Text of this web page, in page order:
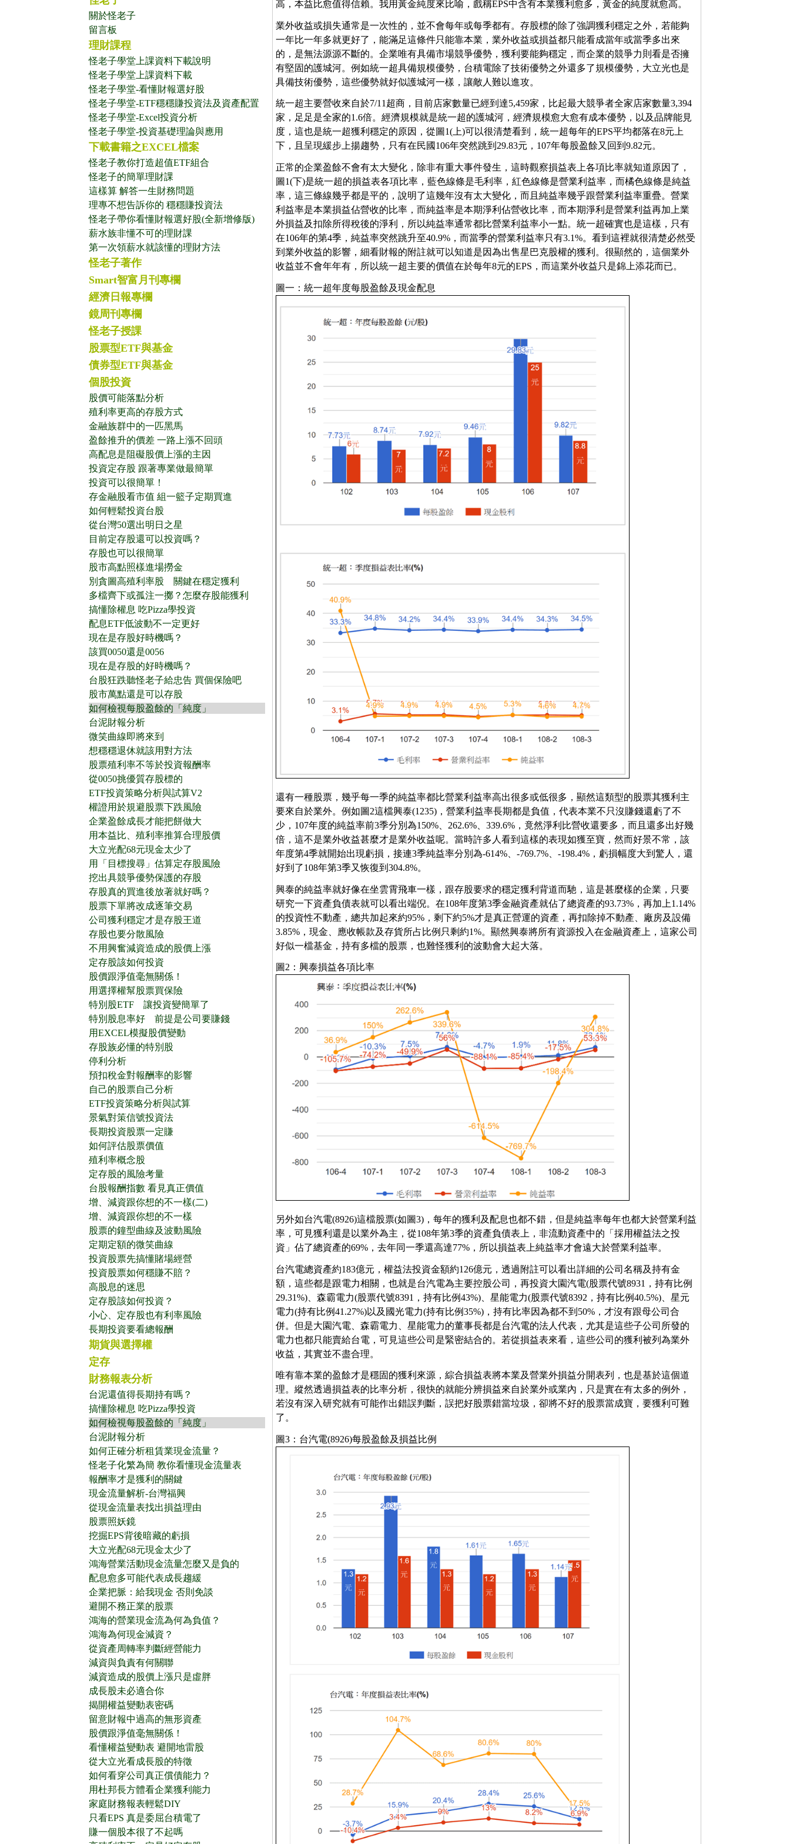
關於怪老子
留言板
理財課程
怪老子學堂上課資料下載說明
怪老子學堂上課資料下載
怪老子學堂-看懂財報選好股
怪老子學堂-ETF穩穩賺投資法及資產配置
怪老子學堂-Excel投資分析
怪老子學堂-投資基礎理論與應用
下載書籍之EXCEL檔案
怪老子教你打造超值ETF組合
怪老子的簡單理財課
這樣算 解答一生財務問題
理專不想告訴你的 穩穩賺投資法
怪老子帶你看懂財報選好股(全新增修版)
薪水族非懂不可的理財課
第一次領薪水就該懂的理財方法
怪老子著作
Smart智富月刊專欄
經濟日報專欄
鏡周刊專欄
怪老子授課
股票型ETF與基金
債券型ETF與基金
個股投資
股價可能落點分析
殖利率更高的存股方式
金融族群中的一匹黑馬
盈餘推升的價差 一路上漲不回頭
高配息是阻礙股價上漲的主因
投資定存股 跟著專業做最簡單
投資可以很簡單！
存金融股看市值 組一籃子定期買進
如何輕鬆投資台股
從台灣50選出明日之星
目前定存股還可以投資嗎？
存股也可以很簡單
股市高點照樣進場撈金
別貪圖高殖利率股 關鍵在穩定獲利
多檔齊下或孤注一擲？怎麼存股能獲利
搞懂除權息 吃Pizza學投資
配息ETF低波動不一定更好
現在是存股好時機嗎？
該買0050還是0056
現在是存股的好時機嗎？
台股狂跌聽怪老子給忠告 買個保險吧
股市萬點還是可以存股
如何檢視每股盈餘的「純度」
台泥財報分析
微笑曲線即將來到
想穩穩退休就該用對方法
股票殖利率不等於投資報酬率
從0050挑優質存股標的
ETF投資策略分析與試算V2
權證用於規避股票下跌風險
企業盈餘成長才能把餅做大
用本益比、殖利率推算合理股價
大立光配68元現金太少了
用「目標搜尋」估算定存股風險
挖出具競爭優勢保護的存股
存股真的買進後放著就好嗎？
股票下單將改成逐筆交易
公司獲利穩定才是存股王道
存股也要分散風險
不用興奮減資造成的股價上漲
定存股該如何投資
股價跟淨值毫無關係！
用選擇權幫股票買保險
特別股ETF 讓投資變簡單了
特別股息率好 前提是公司要賺錢
用EXCEL模擬股價變動
存股族必懂的特別股
停利分析
預扣稅金對報酬率的影響
自己的股票自己分析
ETF投資策略分析與試算
景氣對策信號投資法
長期投資股票一定賺
如何評估股票價值
殖利率概念股
定存股的風險考量
台股報酬指數 看見真正價值
增、減資跟你想的不一樣(二)
增、減資跟你想的不一樣
股票的鐘型曲線及波動風險
定期定額的微笑曲線
投資股票先搞懂賭場經營
投資股票如何穩賺不賠？
高股息的迷思
定存股該如何投資？
小心、定存股也有利率風險
長期投資要看總報酬
期貨與選擇權
定存
財務報表分析
台泥還值得長期持有嗎？
搞懂除權息 吃Pizza學投資
如何檢視每股盈餘的「純度」
台泥財報分析
如何正確分析租賃業現金流量？
怪老子化繁為簡 教你看懂現金流量表
報酬率才是獲利的關鍵
現金流量解析-台灣福興
從現金流量表找出損益理由
股票照妖鏡
挖掘EPS背後暗藏的虧損
大立光配68元現金太少了
鴻海營業活動現金流量怎麼又是負的
配息愈多可能代表成長趨緩
企業把脈：給我現金 否則免談
避開不務正業的股票
鴻海的營業現金流為何為負值？
鴻海為何現金減資？
從資產周轉率判斷經營能力
減資與負責有何關聯
減資造成的股價上漲只是虛胖
成長股未必適合你
揭開權益變動表密碼
留意財報中過高的無形資產
股價跟淨值毫無關係！
看懂權益變動表 避開地雷股
從大立光看成長股的特徵
如何看穿公司真正償債能力？
用杜邦長方體看企業獲利能力
家庭財務報表輕鬆DIY
只看EPS 真是委屈台積電了
賺一個股本很了不起嗎
高，本益比愈值得信賴。我用黃金純度來比喻，戲稱EPS中含有本業獲利愈多，黃金的純度就愈高。
業外收益或損失通常是一次性的，並不會每年或每季都有。存股標的除了強調獲利穩定之外，若能夠
一年比一年多就更好了，能滿足這條件只能靠本業，業外收益或損益都只能看成當年或當季多出來
的，是無法源源不斷的。企業唯有具備市場競爭優勢，獲利要能夠穩定，而企業的競爭力則看是否擁
有堅固的護城河。例如統一超具備規模優勢，台積電除了技術優勢之外還多了規模優勢，大立光也是
具備技術優勢，這些優勢就好似護城河一樣，讓敵人難以進攻。
統一超主要營收來自於7/11超商，目前店家數量已經到達5,459家，比起最大競爭者全家店家數量3,394
家，足足是全家的1.6倍。經濟規模就是統一超的護城河，經濟規模愈大愈有成本優勢，以及品牌能見
度，這也是統一超獲利穩定的原因，從圖1(上)可以很清楚看到，統一超每年的EPS平均都落在8元上
下，且呈現緩步上揚趨勢，只有在民國106年突然跳到29.83元，107年每股盈餘又回到9.82元。
正常的企業盈餘不會有太大變化，除非有重大事件發生，這時觀察損益表上各項比率就知道原因了，
圖1(下)是統一超的損益表各項比率，藍色線條是毛利率，紅色線條是營業利益率，而橘色線條是純益
率，這三條線幾乎都是平的，說明了這幾年沒有太大變化，而且純益率幾乎跟營業利益率重疊。營業
利益率是本業損益佔營收的比率，而純益率是本期淨利佔營收比率，而本期淨利是營業利益再加上業
外損益及扣除所得稅後的淨利，所以純益率通常都比營業利益率小一點。統一超確實也是這樣，只有
在106年的第4季，純益率突然跳升至40.9%，而當季的營業利益率只有3.1%。看到這裡就很清楚必然受
到業外收益的影響，細看財報的附註就可以知道是因為出售星巴克股權的獲利。很顯然的，這個業外
收益並不會年年有，所以統一超主要的價值在於每年8元的EPS，而這業外收益只是錦上添花而已。
圖一：統一超年度每股盈餘及現金配息
還有一種股票，幾乎每一季的純益率都比營業利益率高出很多或低很多，顯然這類型的股票其獲利主
要來自於業外。例如圖2這檔興泰(1235)，營業利益率長期都是負值，代表本業不只沒賺錢還虧了不
少，107年度的純益率前3季分別為150%、262.6%、339.6%，竟然淨利比營收還要多，而且還多出好幾
倍，這不是業外收益甚麼才是業外收益呢。當時許多人看到這樣的表現如獲至寶，然而好景不常，該
年度第4季就開始出現虧損，接連3季純益率分別為-614%、-769.7%、-198.4%，虧損幅度大到驚人，還
好到了108年第3季又恢復到304.8%。
興泰的純益率就好像在坐雲霄飛車一樣，跟存股要求的穩定獲利背道而馳，這是甚麼樣的企業，只要
研究一下資產負債表就可以看出端倪。在108年度第3季金融資產就佔了總資產的93.73%，再加上1.14%
的投資性不動產，總共加起來約95%，剩下約5%才是真正營運的資產，再扣除掉不動產、廠房及設備
3.85%，現金、應收帳款及存貨所占比例只剩約1%。顯然興泰將所有資源投入在金融資產上，這家公司
好似一檔基金，持有多檔的股票，也難怪獲利的波動會大起大落。
圖2：興泰損益各項比率
另外如台汽電(8926)這檔股票(如圖3)，每年的獲利及配息也都不錯，但是純益率每年也都大於營業利益
率，可見獲利還是以業外為主，從108年第3季的資產負債表上，非流動資產中的「採用權益法之投
資」佔了總資產的69%，去年同一季還高達77%，所以損益表上純益率才會遠大於營業利益率。
台汽電總資產約183億元，權益法投資金額約126億元，透過附註可以看出詳細的公司名稱及持有金
額，這些都是跟電力相關，也就是台汽電為主要控股公司，再投資大園汽電(股票代號8931，持有比例
29.31%)、森霸電力(股票代號8391，持有比例43%)、星能電力(股票代號8392，持有比例40.5%)、星元
電力(持有比例41.27%)以及國光電力(持有比例35%)，持有比率因為都不到50%，才沒有跟母公司合
併。但是大園汽電、森霸電力、星能電力的董事長都是台汽電的法人代表，尤其是這些子公司所發的
電力也都只能賣給台電，可見這些公司是緊密結合的。若從損益表來看，這些公司的獲利被列為業外
收益，其實並不盡合理。
唯有靠本業的盈餘才是穩固的獲利來源，綜合損益表將本業及營業外損益分開表列，也是基於這個道
理。縱然透過損益表的比率分析，很快的就能分辨損益來自於業外或業內，只是實在有太多的例外，
若沒有深入研究就有可能作出錯誤判斷，誤把好股票錯當垃圾，卻將不好的股票當成寶，要獲利可難
了。
圖3：台汽電(8926)每股盈餘及損益比例